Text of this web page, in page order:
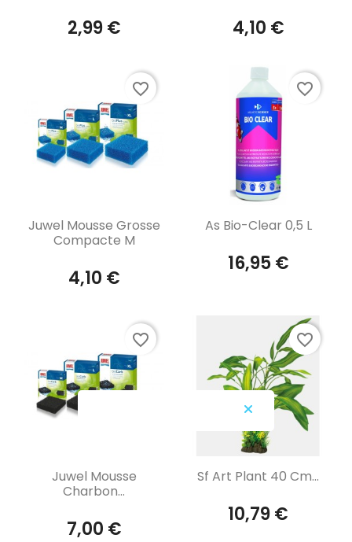
2,99 € 4,10 €
Aperçu rapide
Juwel Mousse Grosse
Compacte M
4,10 €
favorite_border
 Aperçu rapide
As Bio-Clear 0,5 L
16,95 €
favorite_border
Aperçu rapide
Juwel Mousse
Charbon...
7,00 €
favorite_border
Aperçu rapide
Sf Art Plant 40 Cm...
10,79 €
favorite_border